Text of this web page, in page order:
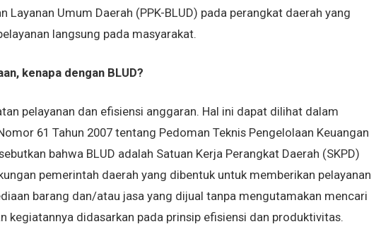
Layanan Umum Daerah (PPK-BLUD) pada perangkat daerah yang
langsung pada masyarakat.
kenapa dengan BLUD?
pelayanan dan efisiensi anggaran. Hal ini dapat dilihat dalam
61 Tahun 2007 tentang Pedoman Teknis Pengelolaan Keuangan
bahwa BLUD adalah Satuan Kerja Perangkat Daerah (SKPD)
pemerintah daerah yang dibentuk untuk memberikan pelayanan
barang dan/atau jasa yang dijual tanpa mengutamakan mencari
kegiatannya didasarkan pada prinsip efisiensi dan produktivitas.